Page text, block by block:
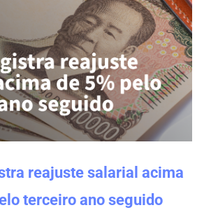
reajuste salarial acima
terceiro ano seguido